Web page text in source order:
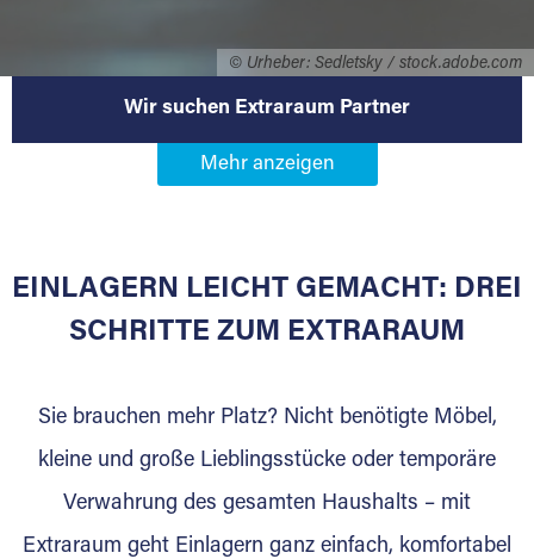
© Urheber: Sedletsky / stock.adobe.com
Wir suchen Extraraum Partner
Werden Sie Extraraum Partner in
Sie bieten Kunden Lagerraum zur Miete, der
für die Einlagerung von Umzugsgut gebaut
Lagerkunden und Vermietungen.
Ihre Vorteile als Extraraum Partner:
Marktgerechte Preise
Digitale Buchungsplattform
EINLAGERN LEICHT GEMACHT: DREI
SCHRITTE ZUM EXTRARAUM
Sie brauchen mehr Platz? Nicht benötigte Möbel,
kleine und große Lieblingsstücke oder temporäre
Verwahrung des gesamten Haushalts – mit
Extraraum geht Einlagern ganz einfach, komfortabel